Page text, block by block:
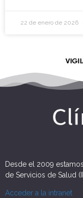
22 de enero de 2026
Desde el 2009
de Servicios de Salud
Acceder a la intranet